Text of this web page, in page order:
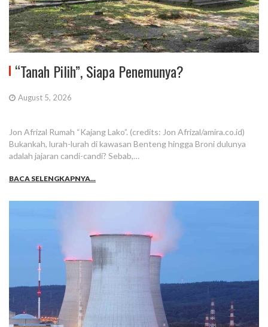
“Tanah Pilih”, Siapa Penemunya?
August 5, 2026
Jon Afrizal Rumah “Kajang Lako”. (credits: Jon Afrizal/amira.co.id)
Bukankah, lurah-lurah di kawasan Benteng hingga Broni dulunya
adalah jajaran candi-candi? Sebab,…
BACA SELENGKAPNYA...